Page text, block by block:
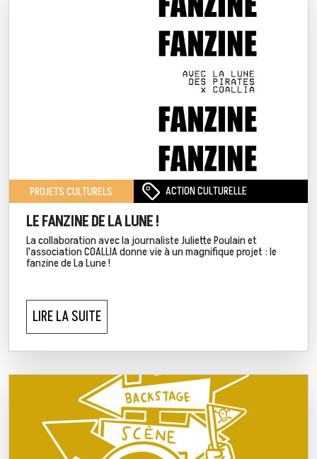
PROJETS CULTURELS ACTION CULTURELLE
LE FANZINE DE LA LUNE !
La collaboration avec la journaliste Juliette Poulain et
l'association COALLIA donne vie à un magnifique projet : le
fanzine de La Lune !
LIRE LA SUITE